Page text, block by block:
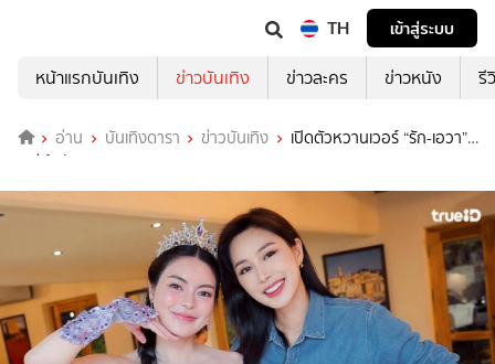
TH
เข้าสู่ระบบ
หน้าแรกบันเทิง
ข่าวบันเทิง ข่าวละคร ข่าวหนัง รี
อ่าน บันเทิงดารา ข่าวบันเทิง
เปิดตัวหวานเวอร์ “รัก-เอวา”
เคมีเข้ากันมาก